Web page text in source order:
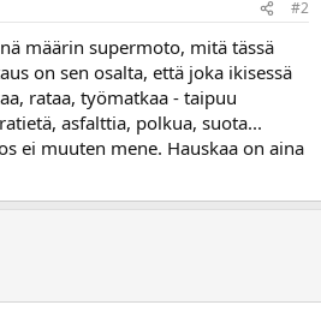
#2
määrin supermoto, mitä tässä
on sen osalta, että joka ikisessä
rataa, työmatkaa - taipuu
asfalttia, polkua, suota...
ei muuten mene. Hauskaa on aina